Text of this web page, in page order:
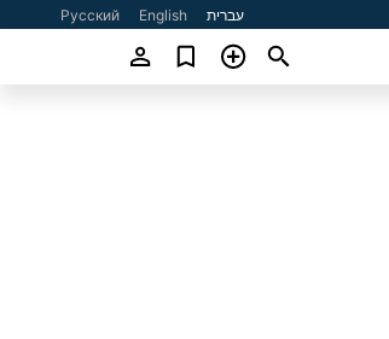
עברית English
Русский